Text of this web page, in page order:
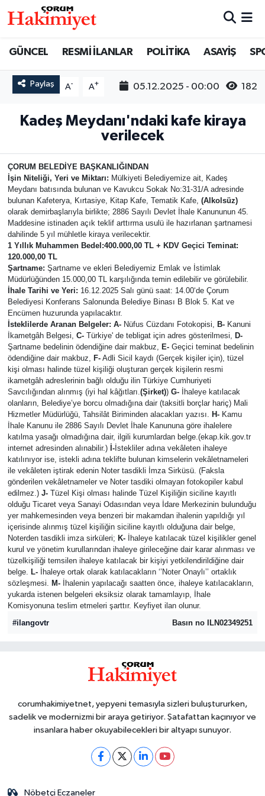
GÜNCEL RESMİ İLANLAR POLİTİKA ASAYİŞ
Paylaş A- A+ 05.12.2025 - 00:00 182
Kadeş Meydanı'ndaki kafe kiraya
verilecek
ÇORUM BELEDİYE BAŞKANLIĞINDAN
İşin Niteliği, Yeri ve Miktarı: Mülkiyeti Belediyemize ait, Kadeş
Meydanı batısında bulunan ve Kavukcu Sokak No:31-31/A adresinde
bulunan Kafeterya, Kırtasiye, Kitap Kafe, Tematik Kafe, (Alkolsüz)
olarak demirbaşlarıyla birlikte; 2886 Sayılı Devlet İhale Kanununun 45.
Maddesine istinaden açık teklif arttırma usulü ile hazırlanan şartnamesi
dahilinde 5 yıl mühletle kiraya verilecektir.
1 Yıllık Muhammen Bedel:400.000,00 TL + KDV Geçici Teminat:
120.000,00 TL
Şartname: Şartname ve ekleri Belediyemiz Emlak ve İstimlak
Müdürlüğünden 15.000,00 TL karşılığında temin edilebilir ve görülebilir.
İhale Tarihi ve Yeri: 16.12.2025 Salı günü saat: 14.00‘de Çorum
Belediyesi Konferans Salonunda Belediye Binası B Blok 5. Kat ve
Encümen huzurunda yapılacaktır.
İsteklilerde Aranan Belgeler: A-Nüfus Cüzdanı Fotokopisi, B-Kanuni
İkametgâh Belgesi, C-Türkiye' de tebligat için adres gösterilmesi, D-
Şartname bedelinin ödendiğine dair makbuz, E-Geçici teminat bedelinin
ödendiğine dair makbuz, F-Adli Sicil kaydı (Gerçek kişiler için), tüzel
kişi olması halinde tüzel kişiliği oluşturan gerçek kişilerin resmi
ikametgâh adreslerinin bağlı olduğu ilin Türkiye Cumhuriyeti
Savcılığından alınmış (iyi hal kâğıtları.(Şirket)) G-İhaleye katılacak
olanların, Belediye’ye borcu olmadığına dair (taksitli borçlar hariç) Mali
Hizmetler Müdürlüğü, Tahsilât Biriminden alacakları yazısı. H- Kamu
İhale Kanunu ile 2886 Sayılı Devlet İhale Kanununa göre ihalelere
katılma yasağı olmadığına dair, ilgili kurumlardan belge.(ekap.kik.gov.tr
internet adresinden alınabilir.) İ-İstekliler adına vekâleten ihaleye
katılınıyor ise, istekli adına teklifte bulunan kimselerin vekâletnameleri
ile vekâleten iştirak edenin Noter tasdikli İmza Sirküsü. (Faksla
gönderilen vekâletnameler ve Noter tasdiki olmayan fotokopiler kabul
edilmez.) J-Tüzel Kişi olması halinde Tüzel Kişiliğin siciline kayıtlı
olduğu Ticaret veya Sanayi Odasından veya İdare Merkezinin bulunduğu
yer mahkemesinden veya benzeri bir makamdan ihalenin yapıldığı yıl
içerisinde alınmış tüzel kişiliğin siciline kayıtlı olduğuna dair belge,
Noterden tasdikli imza sirküleri; K-İhaleye katılacak tüzel kişilikler genel
kurul ve yönetim kurullarından ihaleye girileceğine dair karar alınması ve
tüzelkişiliği temsilen ihaleye katılacak bir kişiyi yetkilendirildiğine dair
belge. L-İhaleye ortak olarak katılacakların ‘’Noter Onaylı’’ ortaklık
sözleşmesi. M-
İhalenin yapılacağı saatten önce, ihaleye katılacakların,
yukarda istenen belgeleri eksiksiz olarak tamamlayıp, İhale
Komisyonuna teslim etmeleri şarttır. Keyfiyet ilan olunur.
#ilangovtr
Basın no ILN02349251
corumhakimiyetnet, yepyeni temasıyla sizleri buluştururken,
sadelik ve modernizmi bir araya getiriyor. Şatafattan kaçınıyor ve
insanlara haber okuyabilecekleri bir altyapı sunuyor.
Nöbetçi Eczaneler
POLİTİKA
EKONOMİ
GÜNCEL
AKTÜEL
EĞİTİM
İLÇELER
OTOPARK
TEKNOLOJİ
Nöbetçi Eczaneler
Hava Durumu
Süper Lig Puan Durumu ve Fikstür
Tüm Manşetler
Son Dakika Haberleri
Haber Arşivi